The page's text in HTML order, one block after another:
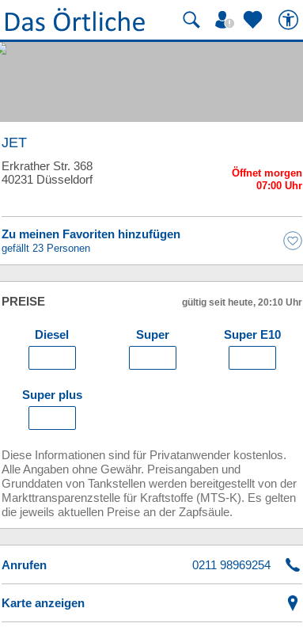
JET
Erkrather Str. 368
40231 Düsseldorf
Zu meinen Favoriten hinzufügen
gefällt 23 Personen
PREISE gültig seit heute, 20:10 Uhr
Diesel Super Super E10
Super plus
Diese Informationen sind für Privatanwender kostenlos.
Alle Angaben ohne Gewähr. Preisangaben und
Grunddaten von Tankstellen werden bereitgestellt von der
Markttransparenzstelle für Kraftstoffe (MTS-K). Es gelten
die jeweils aktuellen Preise an der Zapfsäule.
Anrufen
Karte anzeigen